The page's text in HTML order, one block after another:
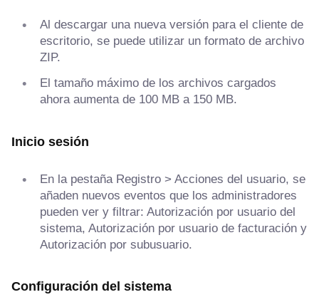
Al descargar una nueva versión para el cliente de
escritorio, se puede utilizar un formato de archivo
ZIP.
El tamaño máximo de los archivos cargados
ahora aumenta de 100 MB a 150 MB.
Inicio sesión
En la pestaña Registro > Acciones del usuario, se
añaden nuevos eventos que los administradores
pueden ver y filtrar: Autorización por usuario del
sistema, Autorización por usuario de facturación y
Autorización por subusuario.
Configuración del sistema